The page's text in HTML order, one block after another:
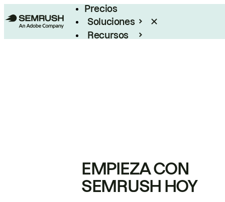
Precios
Soluciones
Recursos
EMPIEZA CON
SEMRUSH HOY